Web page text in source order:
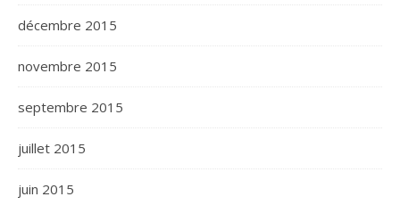
décembre 2015
novembre 2015
septembre 2015
juillet 2015
juin 2015